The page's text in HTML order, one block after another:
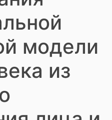
модели
из